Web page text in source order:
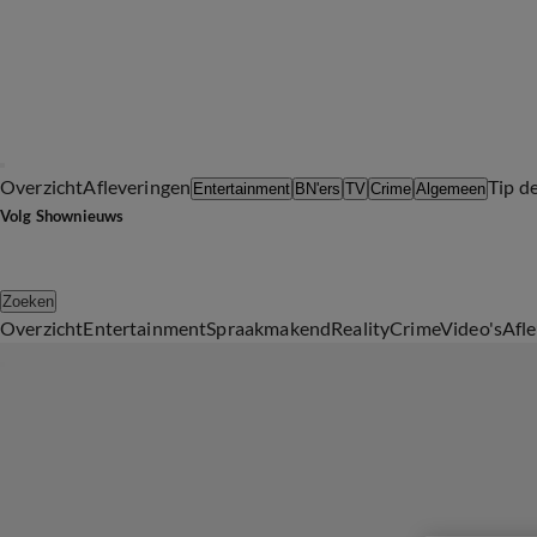
OverzichtAfleveringen Entertainment BN'ers TV Crime AlgemeenTip
Volg Shownieuws
Zoeken
OverzichtEntertainmentSpraakmakendRealityCrimeVideo's